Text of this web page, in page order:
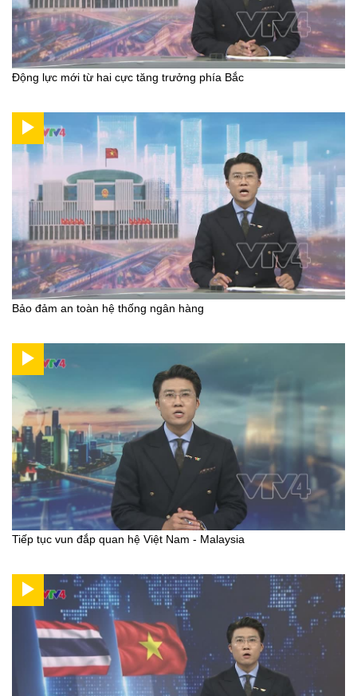
Động lực mới từ hai cực tăng trưởng phía Bắc
Bảo đảm an toàn hệ thống ngân hàng
Tiếp tục vun đắp quan hệ Việt Nam - Malaysia